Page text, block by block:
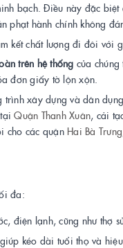
bạch. Điều này đặc
phạt hành chính không
kết chất lượng đi đôi với
trên hệ thống của
đơn giấy tờ lộn xộn.
trình xây dựng và dân
tạiQuận Thanh Xuân, cải
cho các quận Hai Bà Trưng
đa:
lạnh, cũng như thợ
kéo dài tuổi thọ và